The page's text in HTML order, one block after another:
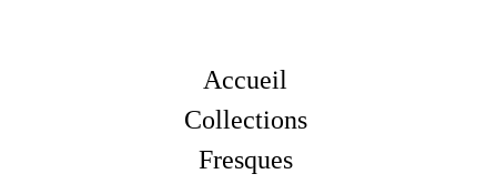
Accueil
Collections
Fresques